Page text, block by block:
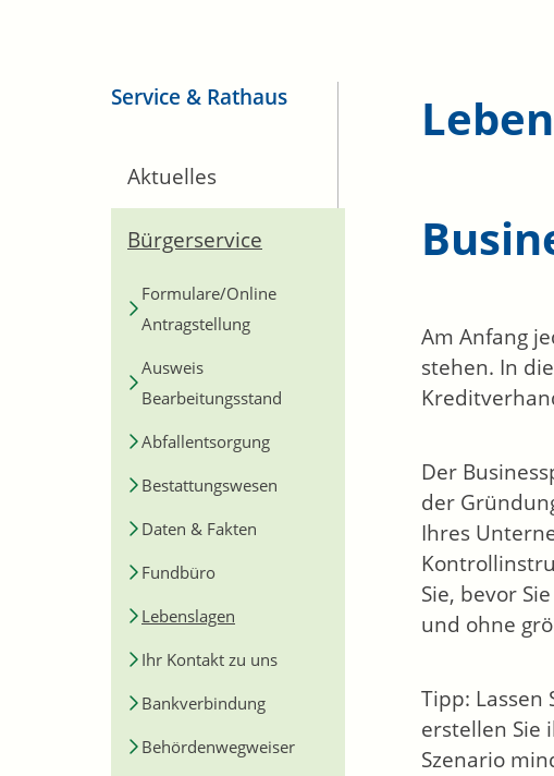
Service & Rathaus
Aktuelles
Bürgerservice
Formulare/Online
Antragstellung
Ausweis
Bearbeitungsstand
Abfallentsorgung
Bestattungswesen
Daten & Fakten
Fundbüro
Lebenslagen
Ihr Kontakt zu uns
Bankverbindung
Behördenwegweiser
Am Anfang
stehen. In
Der
der
Ihres
Sie, bevor
und ohne
Tipp:
erstellen Sie
Szenario